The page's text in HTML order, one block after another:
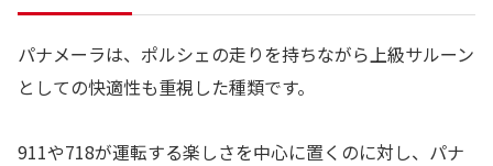
パナメーラは、ポルシェの走りを持ちながら上級サルーン
としての快適性も重視した種類です。
911や718が運転する楽しさを中心に置くのに対し、パナ